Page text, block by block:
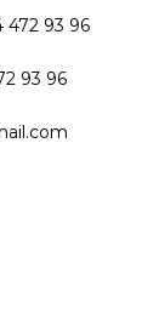
472 93 96
93 96